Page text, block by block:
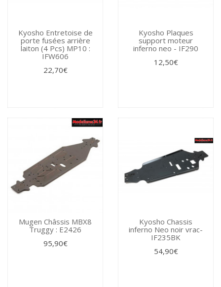
Kyosho Entretoise de
porte fusées arrière
laiton (4 Pcs) MP10 :
IFW606
22,70€
Kyosho Plaques
support moteur
inferno neo - IF290
12,50€
Mugen Châssis MBX8
Truggy : E2426
95,90€
Kyosho Chassis
inferno Neo noir vrac-
IF235BK
54,90€